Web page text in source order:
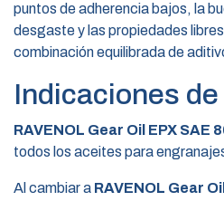
puntos de adherencia bajos, la
desgaste y las propiedades
combinación equilibrada de
Indicaciones
RAVENOL Gear Oil EPX SAE
todos los aceites para
Al cambiar a RAVENOL Gear